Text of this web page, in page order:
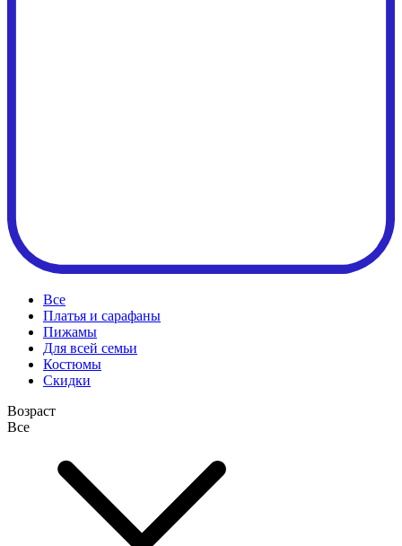
Все
Платья и сарафаны
Пижамы
Для всей семьи
Костюмы
Cкидки
Возраст
Все